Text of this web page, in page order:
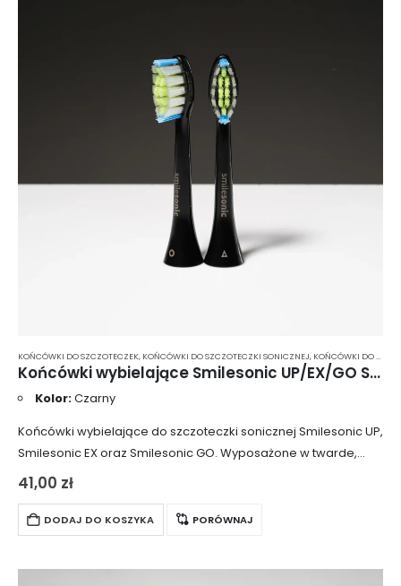
KOŃCÓWKI DO SZCZOTECZEK, KOŃCÓWKI DO SZCZOTECZKI SONICZNEJ, KOŃCÓWKI DO SZCZOTECZKI SONICZNEJ SMILESONIC
Końcówki wybielające Smilesonic UP/EX/GO ShinyWhite 2 szt. – czarne
Kolor:Czarny
Końcówki wybielające do szczoteczki sonicznej Smilesonic UP,
Smilesonic EX oraz Smilesonic GO. Wyposażone w twarde,
gęste włosie, skutecznie usuwają barwiący osad z
szczoteczki…
41,00 zł
DODAJ DO KOSZYKA PORÓWNAJ